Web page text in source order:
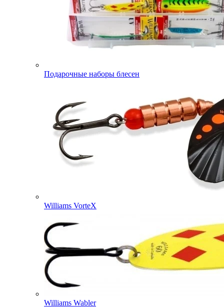
Подарочные наборы блесен
Williams VorteX
Williams Wabler